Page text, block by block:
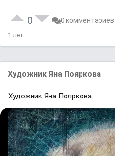
0 0 комментариев
1 лет
Художник Яна Пояркова
Художник Яна Пояркова